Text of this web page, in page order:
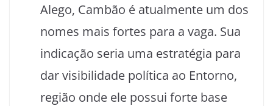
Alego, Cambão é atualmente um dos
nomes mais fortes para a vaga. Sua
indicação seria uma estratégia para
dar visibilidade política ao Entorno,
região onde ele possui forte base